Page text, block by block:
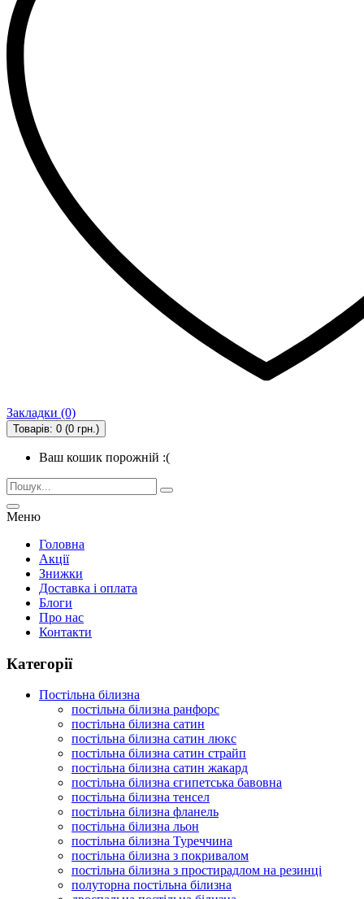
Закладки (0)
Товарів: 0 (0 грн.)
Ваш кошик порожній :(
Меню
Головна
Акції
Знижки
Доставка і оплата
Блоги
Про нас
Контакти
Категорії
Постільна білизна
постільна білизна ранфорс
постільна білизна сатин
постільна білизна сатин люкс
постільна білизна сатин страйп
постільна білизна сатин жакард
постільна білизна єгипетська бавовна
постільна білизна тенсел
постільна білизна фланель
постільна білизна льон
постільна білизна Туреччина
постільна білизна з покривалом
постільна білизна з простирадлом на резинці
полуторна постільна білизна